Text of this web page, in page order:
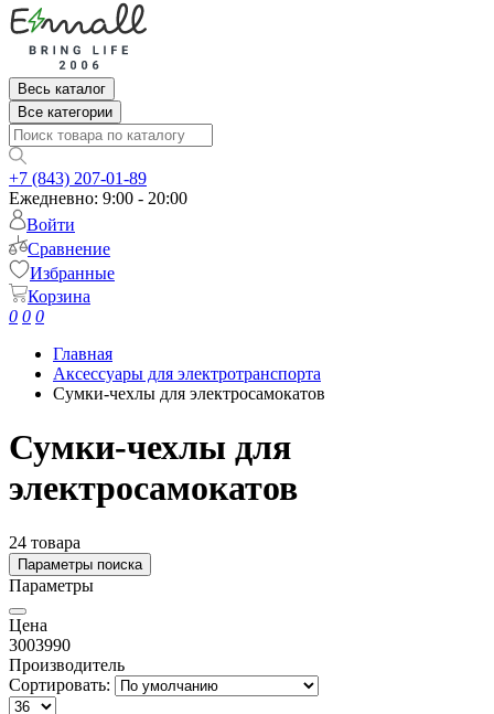
Весь каталог
Все категории
+7 (843) 207-01-89
Ежедневно: 9:00 - 20:00
Войти
Сравнение
Избранные
Корзина
0 0 0
Главная
Аксессуары для электротранспорта
Сумки-чехлы для электросамокатов
Сумки-чехлы для
электросамокатов
24 товара
Параметры поиска
Параметры
Цена
3003990
Производитель
Сортировать: